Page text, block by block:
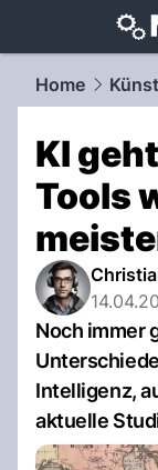
Home
KI
Tools
Noch immer
Intelligenz,
aktuelle